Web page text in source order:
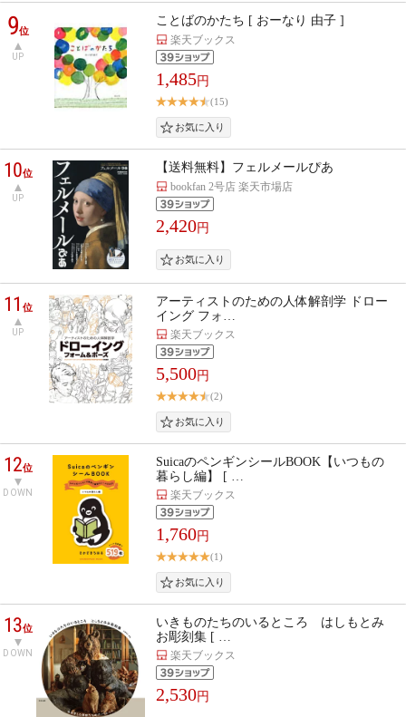
9位
UP
ことばのかたち [ おーなり 由子 ]
楽天ブックス
1,485円
(15)
10位
UP
【送料無料】フェルメールぴあ
bookfan 2号店 楽天市場店
2,420円
11位
UP
アーティストのための人体解剖学 ドロー
イング フォ…
楽天ブックス
5,500円
(2)
12位
DOWN
SuicaのペンギンシールBOOK【いつもの
暮らし編】 [ …
楽天ブックス
1,760円
(1)
13位
DOWN
いきものたちのいるところ はしもとみ
お彫刻集 [ …
楽天ブックス
2,530円